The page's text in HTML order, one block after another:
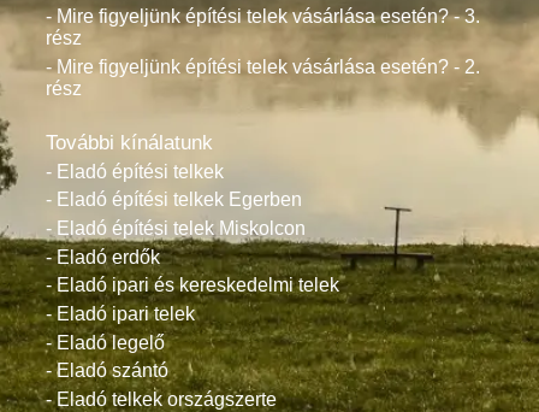
- Mire figyeljünk építési telek vásárlása esetén? - 3.
rész
- Mire figyeljünk építési telek vásárlása esetén? - 2.
rész
További kínálatunk
- Eladó építési telkek
- Eladó építési telkek Egerben
- Eladó építési telek Miskolcon
- Eladó erdők
- Eladó ipari és kereskedelmi telek
- Eladó ipari telek
- Eladó legelő
- Eladó szántó
- Eladó telkek országszerte